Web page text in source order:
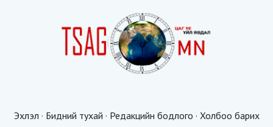
Эхлэл · Бидний тухай · Редакцийн бодлого · Холбоо барих